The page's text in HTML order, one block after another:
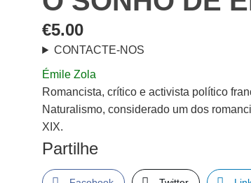
€5.00
CONTACTE-NOS
Émile Zola
Romancista, crítico e activista político
Naturalismo, considerado um dos
XIX.
Partilhe